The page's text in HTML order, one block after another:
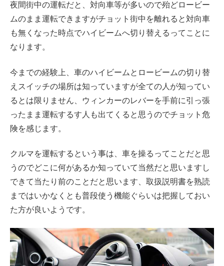
夜間街中の運転だと、対向車等が多いので殆どロービー
ムのまま運転できますがチョット街中を離れると対向車
も無くなった時点でハイビームへ切り替えるってことに
なります。
今までの経験上、車のハイビームとロービームの切り替
えスイッチの場所は知っていますが全ての人が知ってい
るとは限りません、ウィンカーのレバーを手前に引っ張
ったまま運転するす人も出てくると思うのでチョット危
険を感じます。
クルマを運転するという事は、車を操るってことだと思
うのでどこに何があるか知っていて当然だと思いますし
できて当たり前のことだと思います、取扱説明書を熟読
まではいかなくとも普段使う機能ぐらいは把握しておい
た方が良いようです。